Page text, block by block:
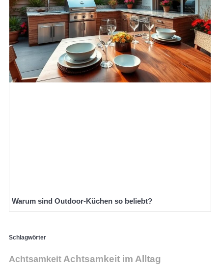
Warum sind Outdoor-Küchen so beliebt?
Schlagwörter
AchtsamkeitAchtsamkeit im Alltag